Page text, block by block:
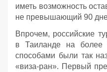
иметь возможность
не превышающий 90
Впрочем, российские
в Таиланде на более
способами были так
«виза-ран». Первый